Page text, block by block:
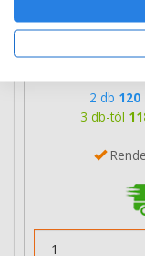
2 db 120
3 db-tól